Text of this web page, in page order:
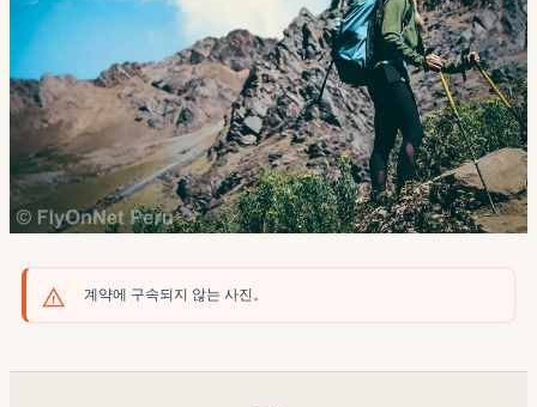
계약에 구속되지 않는 사진。